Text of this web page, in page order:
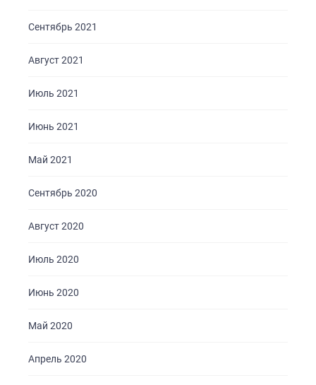
Сентябрь 2021
Август 2021
Июль 2021
Июнь 2021
Май 2021
Сентябрь 2020
Август 2020
Июль 2020
Июнь 2020
Май 2020
Апрель 2020